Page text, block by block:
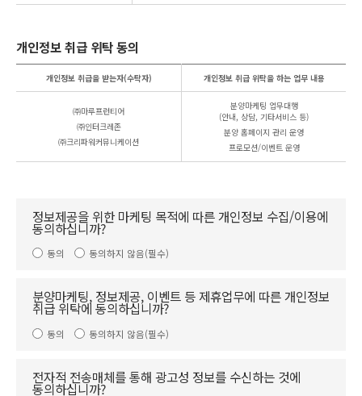
개인정보 취급 위탁 동의
개인정보 취급을 받는자(수탁자) 개인정보 취급 위탁을 하는 업무 내용
㈜마루프런티어
㈜인터크레존
㈜크리파워커뮤니케이션
분양마케팅 업무대행
(안내, 상담, 기타서비스 등)
분양 홈페이지 관리 운영
프로모션/이벤트 운영
정보제공을 위한 마케팅 목적에 따른 개인정보 수집/이용에
동의하십니까?
동의 동의하지 않음(필수)
분양마케팅, 정보제공, 이벤트 등 제휴업무에 따른 개인정보
취급 위탁에 동의하십니까?
동의 동의하지 않음(필수)
전자적 전송매체를 통해 광고성 정보를 수신하는 것에
동의하십니까?